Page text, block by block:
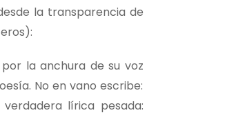
la transparencia de
la anchura de su voz
No en vano escribe:
lírica pesada: